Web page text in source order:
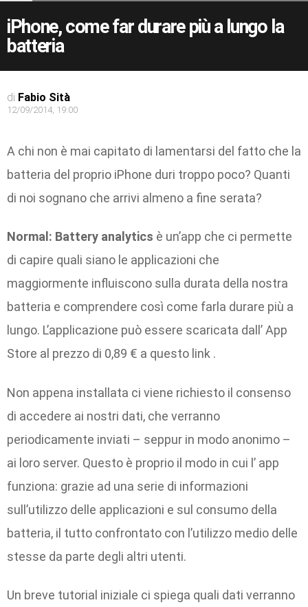
iPhone, come far durare più a lungo la
batteria
di Fabio Sità
12/09/2014, 19:00
A chi non è mai capitato di lamentarsi del fatto che la
batteria del proprio iPhone duri troppo poco? Quanti
di noi sognano che arrivi almeno a fine serata?
Normal: Battery analytics è un’app che ci permette
di capire quali siano le applicazioni che
maggiormente influiscono sulla durata della nostra
batteria e comprendere così come farla durare più a
lungo. L’applicazione può essere scaricata dall’ App
Store al prezzo di 0,89 € a questo link .
Non appena installata ci viene richiesto il consenso
di accedere ai nostri dati, che verranno
periodicamente inviati – seppur in modo anonimo –
ai loro server. Questo è proprio il modo in cui l’ app
funziona: grazie ad una serie di informazioni
sull’utilizzo delle applicazioni e sul consumo della
batteria, il tutto confrontato con l’utilizzo medio delle
stesse da parte degli altri utenti.
Un breve tutorial iniziale ci spiega quali dati verranno